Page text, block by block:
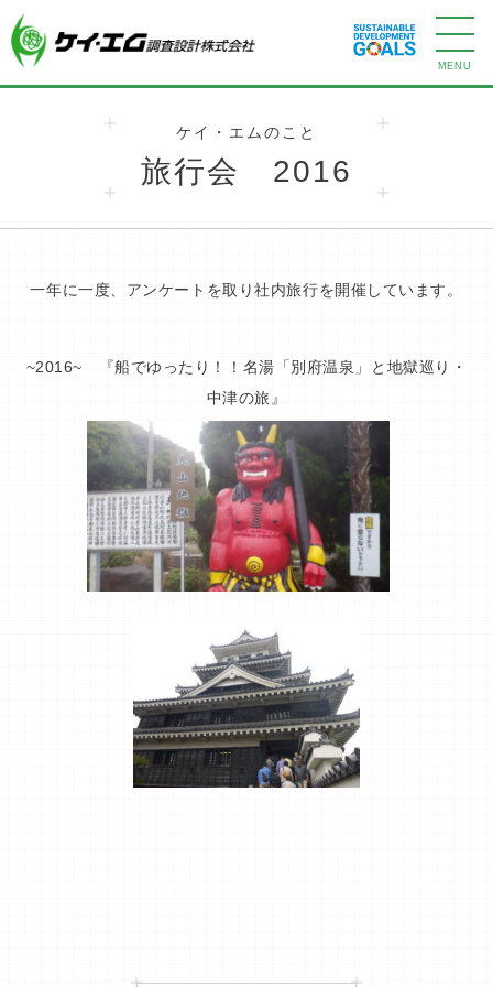
ケイ・エムのこと
旅行会 2016
一年に一度、アンケートを取り社内旅行を開催しています。
~2016~ 『船でゆったり！！名湯「別府温泉」と地獄巡り・
中津の旅』